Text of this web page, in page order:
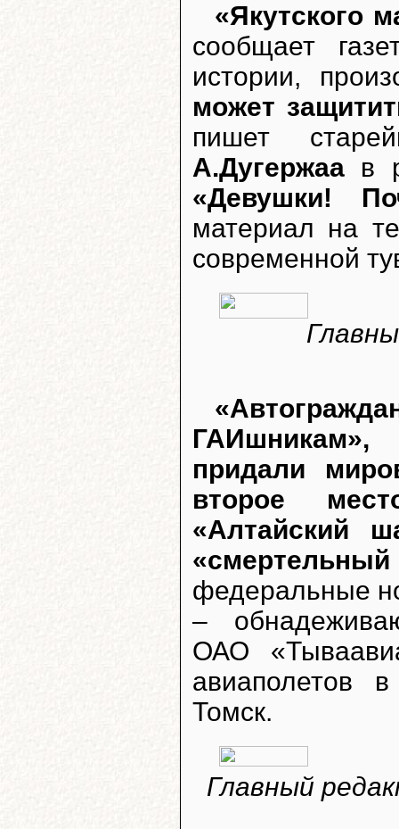
«Якутского
сообщает
истории,
может
пишет
А.Дугержаа в
«Девушки!
материал на
современной
придали
второе
«Алтайский
федеральные
–
ОАО
авиаполетов
Томск.
Главный